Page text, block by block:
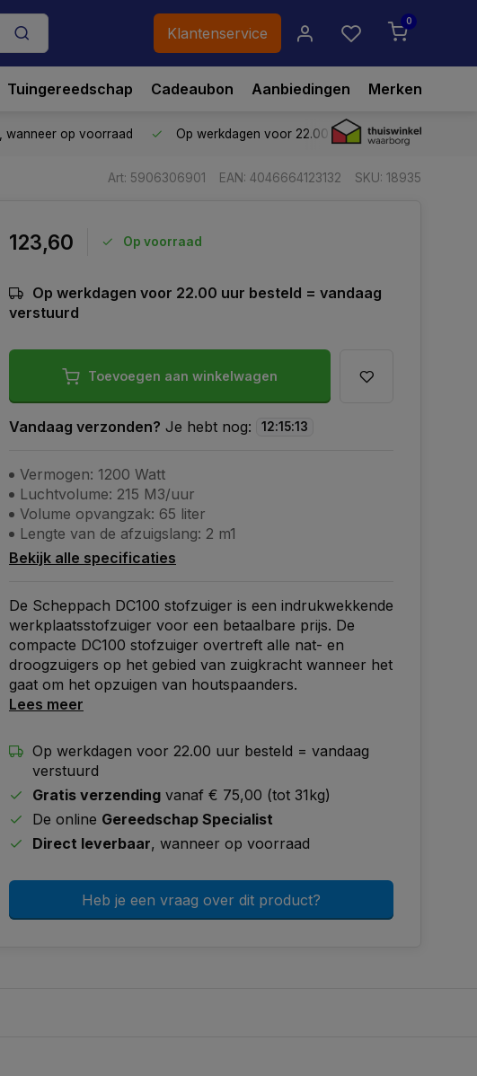
Klantenservice
0
Tuingereedschap Cadeaubon Aanbiedingen Merken
, wanneer op voorraad Op werkdagen voor 22.00 uur besteld,vandaag
Art: 5906306901 EAN: 4046664123132 SKU: 18935
123,60 Op voorraad
Op werkdagen voor 22.00 uur besteld = vandaag
verstuurd
Toevoegen aan winkelwagen
Vandaag verzonden? Je hebt nog: 12:15:12
Vermogen: 1200 Watt
Luchtvolume: 215 M3/uur
Volume opvangzak: 65 liter
Lengte van de afzuigslang: 2 m1
Bekijk alle specificaties
De Scheppach DC100 stofzuiger is een indrukwekkende
werkplaatsstofzuiger voor een betaalbare prijs. De
compacte DC100 stofzuiger overtreft alle nat- en
droogzuigers op het gebied van zuigkracht wanneer het
gaat om het opzuigen van houtspaanders.
Lees meer
Op werkdagen voor 22.00 uur besteld = vandaag
verstuurd
Gratis verzending vanaf € 75,00 (tot 31kg)
De online Gereedschap Specialist
Direct leverbaar, wanneer op voorraad
Heb je een vraag over dit product?